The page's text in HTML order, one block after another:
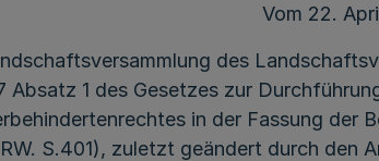
Vom 22.
des
Absatz 1 des Gesetzes zur
in der Fassung der
S.401), zuletzt geändert durch den